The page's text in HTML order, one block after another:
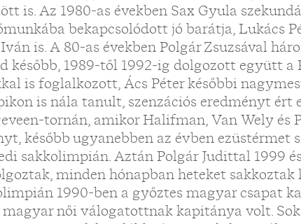
is. Az 1980-as években Sax Gyula
bekapcsolódott jó barátja, Lukács
is. A 80-as években Polgár Zsuzsával
később, 1989-től 1992-ig dolgozott együtt a
is foglalkozott, Ács Péter későbbi
is nála tanult, szenzációs eredményt ért
tornán, amikor Halifman, Van Wely és
később ugyanebben az évben ezüstérmet
sakkolimpián. Aztán Polgár Judittal 1999
minden hónapban heteket sakkoztak
1990-ben a győztes magyar csapat
női válogatottnak kapitánya volt.